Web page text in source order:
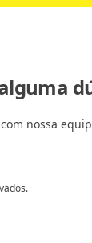
nossa